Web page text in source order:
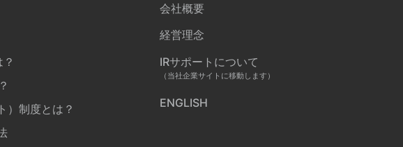
）制度とは？
会社概要
経営理念
IRサポートについて
（当社企業サイトに移動します）
ENGLISH